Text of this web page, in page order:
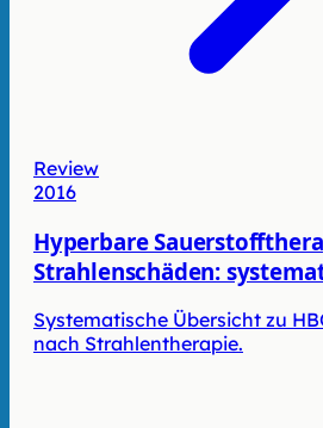
Review
2016
Hyperbare
Strahlenschäden:
Systematische Übersicht zu
nach Strahlentherapie.